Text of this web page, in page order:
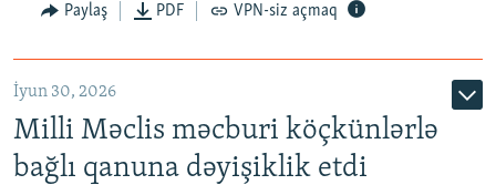
Paylaş PDF VPN-siz açmaq
İyun 30, 2026
Milli Məclis məcburi köçkünlərlə
bağlı qanuna dəyişiklik etdi